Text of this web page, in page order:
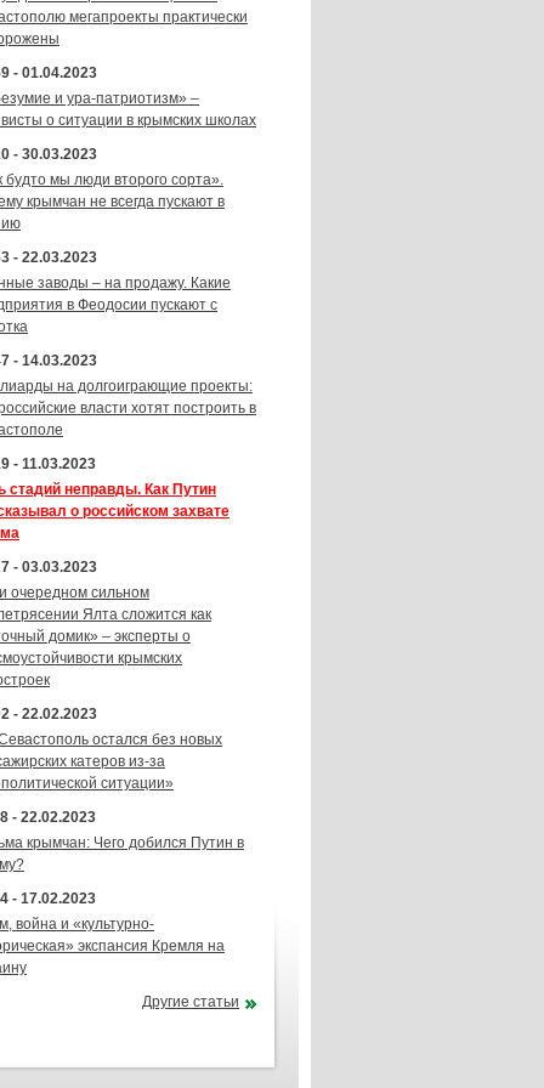
мегапроекты практически
- 01.04.2023
и ура-патриотизм» –
о ситуации в крымских школах
- 30.03.2023
будто мы люди второго сорта».
крымчан не всегда пускают в
- 22.03.2023
заводы – на продажу. Какие
в Феодосии пускают с
- 14.03.2023
на долгоиграющие проекты:
власти хотят построить в
- 11.03.2023
стадий неправды. Как Путин
о российском захвате
- 03.03.2023
очередном сильном
Ялта сложится как
домик» – эксперты о
крымских
- 22.02.2023
остался без новых
катеров из-за
ситуации»
- 22.02.2023
крымчан: Чего добился Путин в
- 17.02.2023
война и «культурно-
экспансия Кремля на
Другие статьи